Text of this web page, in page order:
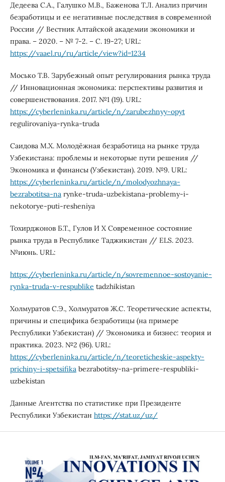
Дедеева С.А., Галушко М.В., Баженова Т.Л. Анализ причин
безработицы и ее негативные последствия в современной
России // Вестник Алтайской академии экономики и
права. – 2020. – № 7-2. – С. 19-27; URL:
https://vaael.ru/ru/article/view?id=1234
Мосько Т.В. Зарубежный опыт регулирования рынка труда
// Инновационная экономика: перспективы развития и
совершенствования. 2017. №1 (19). URL:
https://cyberleninka.ru/article/n/zarubezhnyy-opyt
regulirovaniya-rynka-truda
Саидова М.Х. Молодёжная безработица на рынке труда
Узбекистана: проблемы и некоторые пути решения //
Экономика и финансы (Узбекистан). 2019. №9. URL:
https://cyberleninka.ru/article/n/molodyozhnaya-
bezrabotitsa-narynke-truda-uzbekistana-problemy-i-
nekotorye-puti-resheniya
Тохирджонов Б.Т., Гулов И Х Современное состояние
рынка труда в Республике Таджикистан // ELS. 2023.
№июнь. URL:
https://cyberleninka.ru/article/n/sovremennoe-sostoyanie-
rynka-truda-v-respublike tadzhikistan
Холмуратов С.Э., Холмуратов Ж.С. Теоретические аспекты,
причины и специфика безработицы (на примере
Республики Узбекистан) // Экономика и бизнес: теория и
практика. 2023. №2 (96). URL:
https://cyberleninka.ru/article/n/teoreticheskie-aspekty-
prichiny-i-spetsifikabezrabotitsy-na-primere-respubliki-
uzbekistan
Данные Агентства по статистике при Президенте
Республики Узбекистан https://stat.uz/uz/